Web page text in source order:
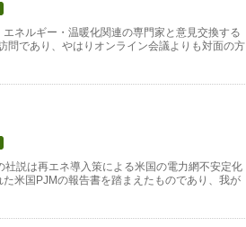
ネルギー・温暖化関連の専門家と意見交換する
問であり、やはりオンライン会議よりも対面の方
説は再エネ導入策による米国の電力網不安定化
米国PJMの報告書を踏まえたものであり、我が